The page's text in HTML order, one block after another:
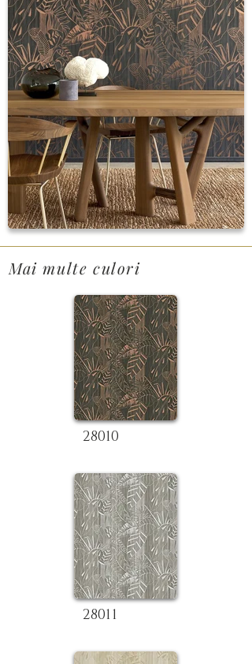
Mai multe culori
28010
28011